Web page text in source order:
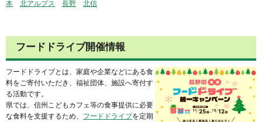
本
北アルプス 長野 北信
フードドライブ開催情報
フードドライブとは、家庭や企業などにある食
料をご寄付いただき、福祉団体、施設へ寄付す
る活動です。
県では、信州こどもカフェ等の食事提供に必要
な食料を支援するため、 フードドライブを定期